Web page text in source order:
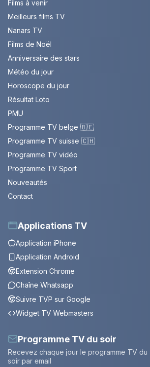
Films à venir
Meilleurs films TV
Nanars TV
Films de Noël
Anniversaire des stars
Météo du jour
Horoscope du jour
Résultat Loto
PMU
Programme TV belge 🇧🇪
Programme TV suisse 🇨🇭
Programme TV vidéo
Programme TV Sport
Nouveautés
Contact
Applications TV
Application iPhone
Application Android
Extension Chrome
Chaîne Whatsapp
Suivre TVP sur Google
Widget TV Webmasters
Programme TV du soir
Recevez chaque jour le programme TV du
soir par email